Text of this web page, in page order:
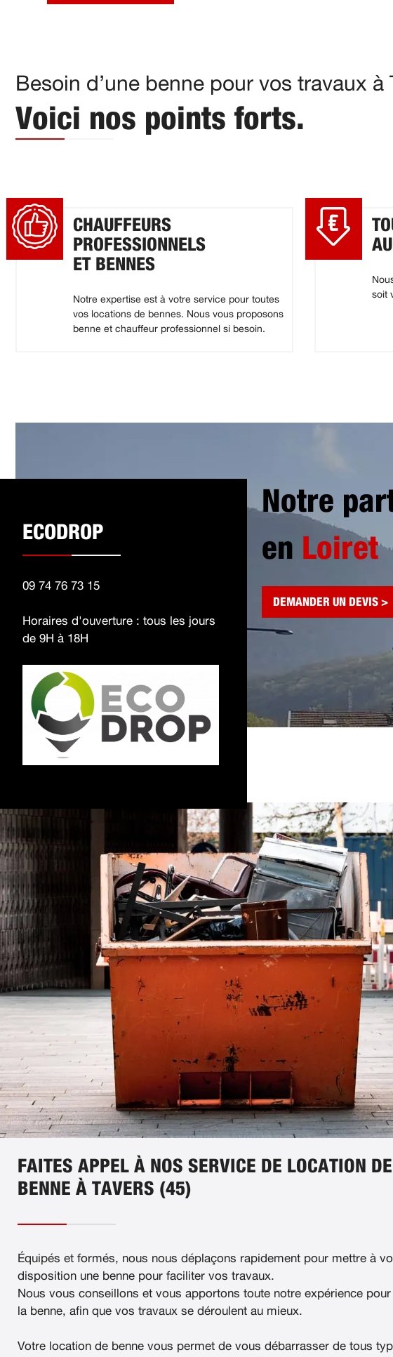
Besoin d’une benne pour vos travaux à
Voici nos points forts.
CHAUFFEURS
PROFESSIONNELS
ET BENNES
Notre expertise est à votre service pour toutes
vos locations de bennes. Nous vous proposons
benne et chauffeur professionnel si besoin.
soit
ECODROP
09 74 76 73 15
Horaires d'ouverture : tous les jours
de 9H à 18H
Notre
en Loiret
DEMANDER UN DEVIS >
FAITES APPEL À NOS SERVICE DE LOCATION DE
BENNE À TAVERS (45)
Équipés et formés, nous nous déplaçons rapidement pour mettre à
disposition une benne pour faciliter vos travaux.
Nous vous conseillons et vous apportons toute notre expérience
la benne, afin que vos travaux se déroulent au mieux.
Votre location de benne vous permet de vous débarrasser de tous